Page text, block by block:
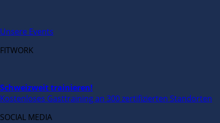
Unsere Events
FITWORK
Schweizweit trainieren!
Kostenloses Gasttraining an 300 zertifizierten Standorten
SOCIAL MEDIA